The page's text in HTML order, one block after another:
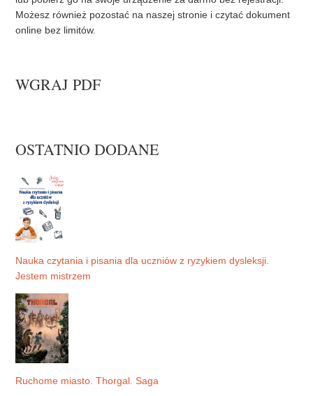
Możesz również pozostać na naszej stronie i czytać dokument
online bez limitów.
WGRAJ PDF
OSTATNIO DODANE
Nauka czytania i pisania dla uczniów z ryzykiem dysleksji.
Jestem mistrzem
Ruchome miasto. Thorgal. Saga